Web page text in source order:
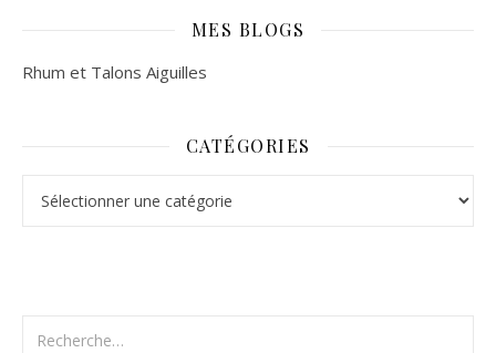
MES BLOGS
Rhum et Talons Aiguilles
CATÉGORIES